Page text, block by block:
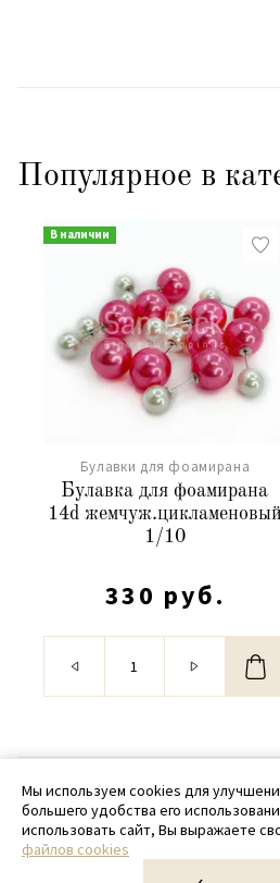
Популярное в
В наличии
Булавки для фоамирана
Булавка для фоамирана
14d жемчуж.цикламеновый
1/10
330 руб.
© 2020 - 2026
+ 7 (918)
Мы используем cookies для
большего удобства его
использовать сайт, Вы выражаете
файлов cookies